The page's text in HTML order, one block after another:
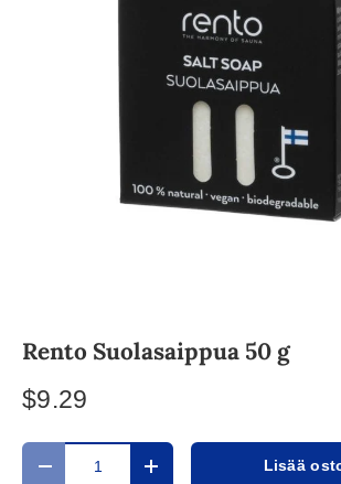
Rento Suolasaippua 50 g
$9.29
Määrä
Translation missing:Translation missing:
Lisää